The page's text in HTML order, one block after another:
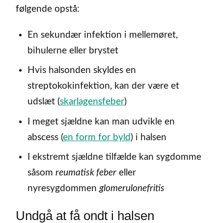
følgende opstå:
En sekundær infektion i mellemøret,
bihulerne eller brystet
Hvis halsonden skyldes en
streptokokinfektion, kan der være et
udslæt (skarlagensfeber)
I meget sjældne kan man udvikle en
abscess (en form for byld ) i halsen
I ekstremt sjældne tilfælde kan sygdomme
såsom reumatisk febereller
nyresygdommenglomerulonefritis
Undgå at få ondt i halsen